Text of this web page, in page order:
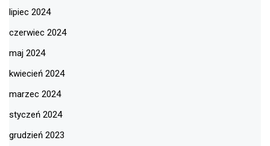
lipiec 2024
czerwiec 2024
maj 2024
kwiecień 2024
marzec 2024
styczeń 2024
grudzień 2023